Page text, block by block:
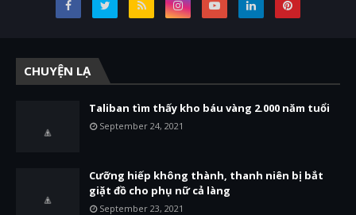
CHUYỆN LẠ
Taliban tìm thấy kho báu vàng 2.000 năm tuổi
September 24, 2021
Cưỡng hiếp không thành, thanh niên bị bắt
giặt đồ cho phụ nữ cả làng
September 23, 2021